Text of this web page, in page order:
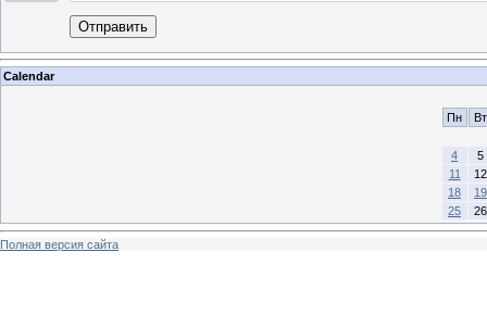
Отправить
Calendar
Пн Вт
4
5
11
12
18
19
25
26
Полная версия сайта